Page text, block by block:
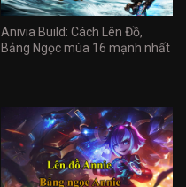
Anivia Build: Cách Lên Đồ,
Bảng Ngọc mùa 16 mạnh nhất